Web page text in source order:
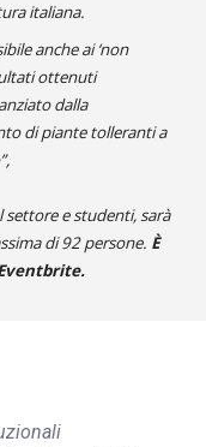
italiana.
anche ai ‘non
ottenuti
dalla
di piante tolleranti a
e studenti, sarà
di 92 persone. È